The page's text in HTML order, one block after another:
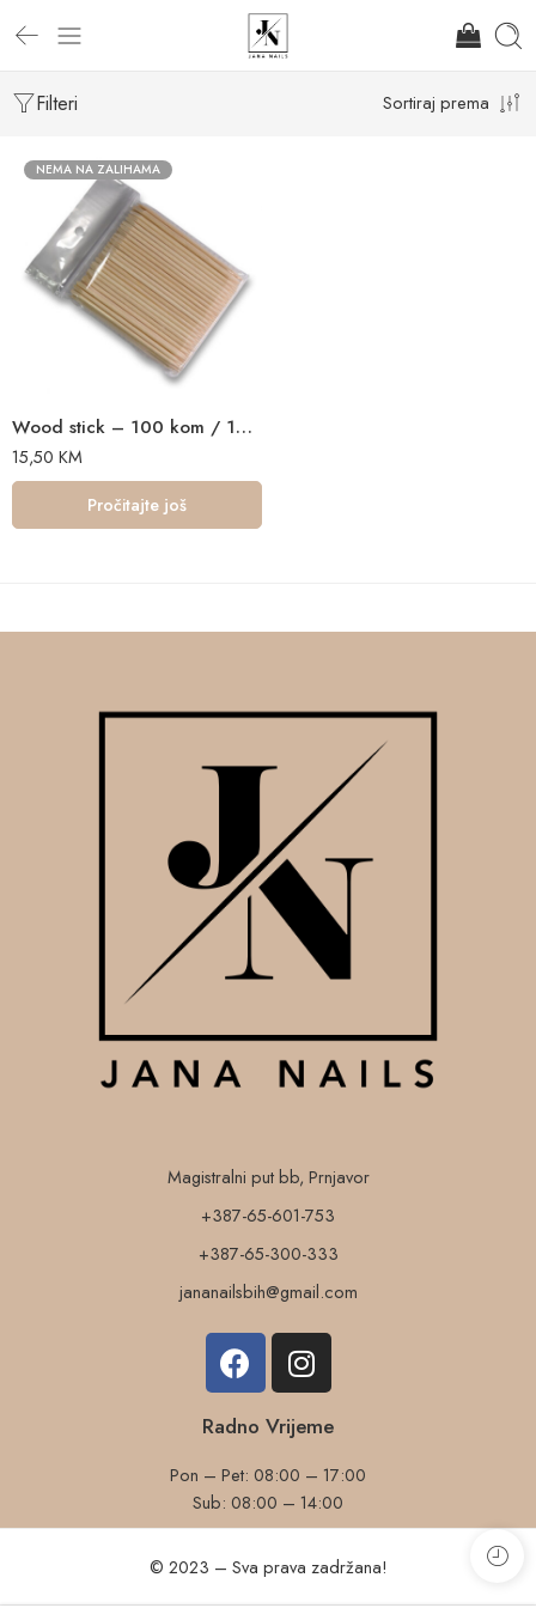
Filteri Sortiraj prema
NEMA NA ZALIHAMA
Wood stick – 100 kom / 100 pieces
15,50 KM
Pročitajte još
Magistralni put bb, Prnjavor
+387-65-601-753
+387-65-300-333
jananailsbih@gmail.com
Radno Vrijeme
Pon – Pet: 08:00 – 17:00
Sub: 08:00 – 14:00
© 2023 – Sva prava zadržana!